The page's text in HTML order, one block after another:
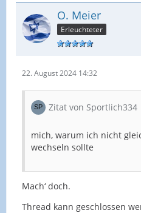
O. Meier
Erleuchteter
22. August 2024 14:32
Zitat von Sportlich334
mich, warum ich nicht
wechseln sollte
Mach‘ doch.
Thread kann geschlossen